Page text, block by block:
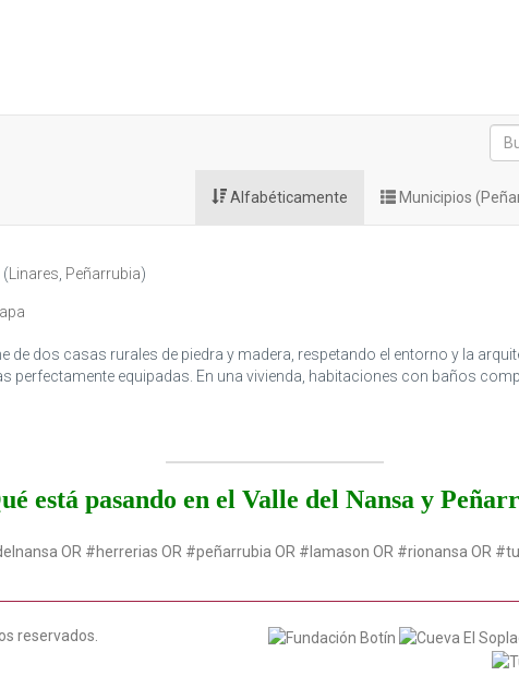
Alfabéticamente Municipios
( Linares Peñarrubia)
de dos casas rurales de piedra y madera, respetando el entorno y la
perfectamente equipadas. En una vivienda, habitaciones con baños
está pasando en el Valle del Nansa y
OR #herrerias OR #peñarrubia OR #lamason OR #rionansa OR
reservados.